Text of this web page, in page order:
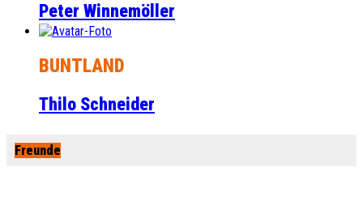
Peter Winnemöller
BUNTLAND
Thilo Schneider
Freunde